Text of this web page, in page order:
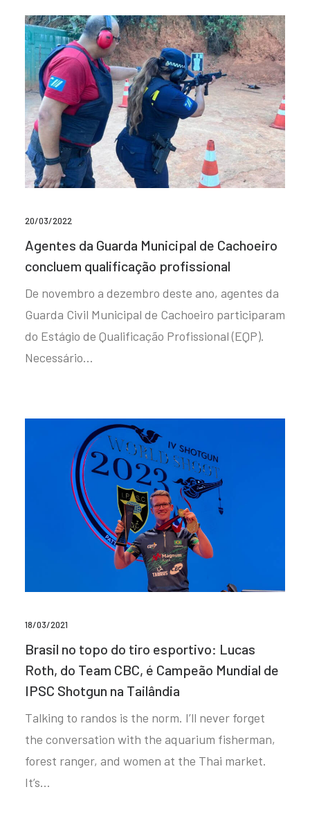
20/03/2022
Agentes da Guarda Municipal de Cachoeiro
concluem qualificação profissional
De novembro a dezembro deste ano, agentes da
Guarda Civil Municipal de Cachoeiro participaram
do Estágio de Qualificação Profissional (EQP).
Necessário…
18/03/2021
Brasil no topo do tiro esportivo: Lucas
Roth, do Team CBC, é Campeão Mundial de
IPSC Shotgun na Tailândia
Talking to randos is the norm. I’ll never forget
the conversation with the aquarium fisherman,
forest ranger, and women at the Thai market.
It’s…